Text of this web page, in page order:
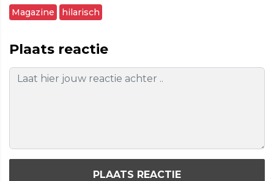
Magazine hilarisch
Plaats reactie
PLAATS REACTIE